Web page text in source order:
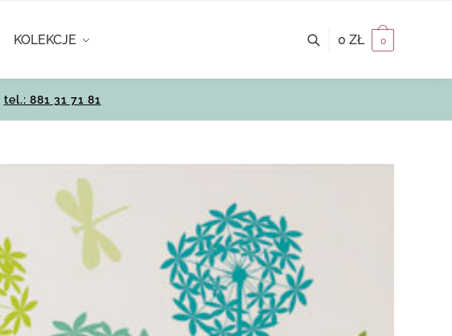
KOLEKCJE 0 ZŁ 0
tel.: 881 31 71 81